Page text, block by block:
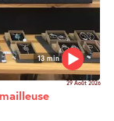
13 min
29 Août 2026